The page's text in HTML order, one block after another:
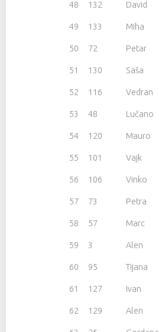
48 132 David
49 133 Miha
50 72 Petar
51 130 Saša
52 116 Vedran
53 48 Lučano
54 120 Mauro
55 101 Vajk
56 106 Vinko
57 73 Petra
58 57 Marc
59 3 Alen
60 95 Tijana
61 127 Ivan
62 129 Alen